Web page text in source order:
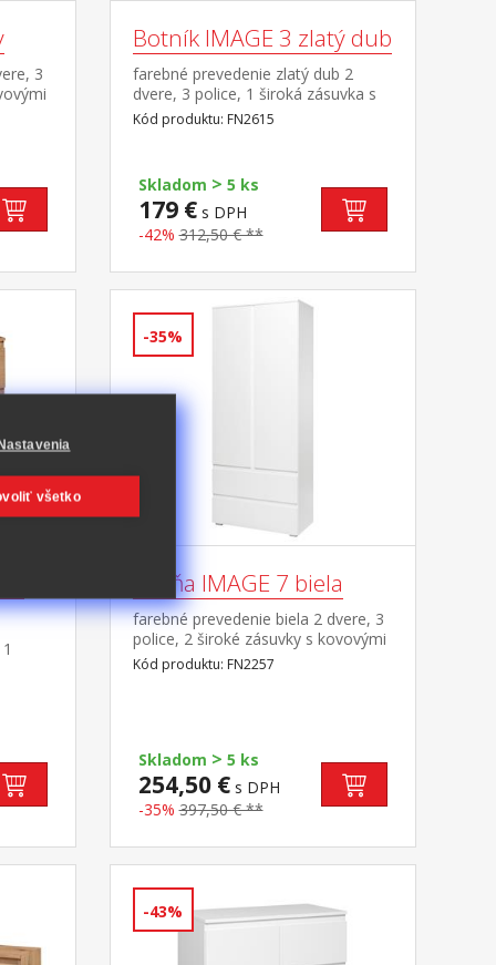
3
Botník IMAGE 3 zlatý dub
farebné prevedenie zlatý dub 2
dvere, 3 police, 1 široká zásuvka s
kovovými pojazdmi
Kód produktu: FN2615
Skladom > 5 ks
179 €s DPH
-42% 312,50 € **
-35%
Skriňa IMAGE 7 biela
farebné prevedenie biela 2 dvere, 3
police, 2 široké zásuvky s kovovými
pojazdmi
Kód produktu: FN2257
Skladom > 5 ks
254,50 €s DPH
-35% 397,50 € **
-43%
všetko